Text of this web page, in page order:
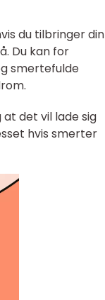
du tilbringer din
Du kan for
smertefulde
at det vil lade sig
hvis smerter